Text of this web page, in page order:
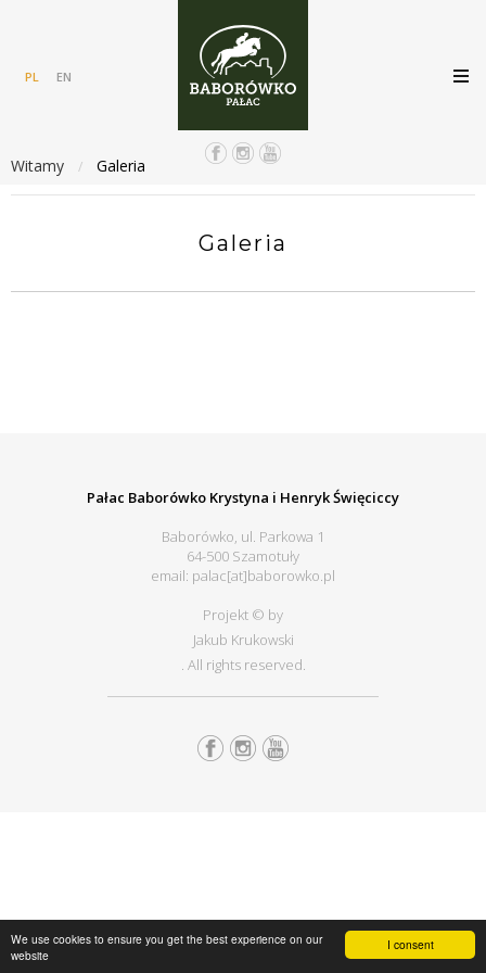
I consent
We use cookies to ensure you get the best experience on our
website
PL EN
Witamy / Galeria
Galeria
Pałac Baborówko Krystyna i Henryk Święciccy
Baborówko, ul. Parkowa 1
64-500 Szamotuły
email: palac[at]baborowko.pl
Projekt © by
Jakub Krukowski
. All rights reserved.